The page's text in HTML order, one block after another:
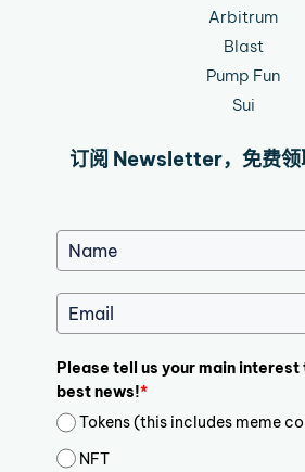
Arbitrum
Blast
Pump Fun
Sui
订阅 Newsletter，免费领
Please tell us your main interest
best news!*
Tokens (this includes meme
NFT